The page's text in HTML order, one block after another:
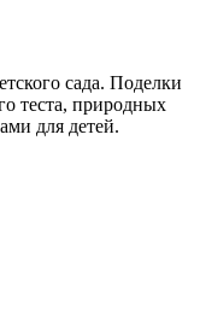
сада. Поделки
теста, природных
для детей.